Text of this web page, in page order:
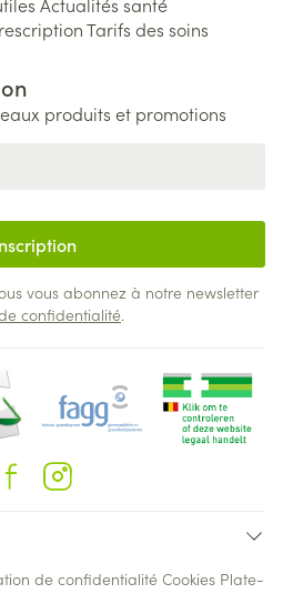
Tarifs des soins
produits et promotions
vous abonnez à notre newsletter
confidentialité.
de confidentialité Cookies Plate-